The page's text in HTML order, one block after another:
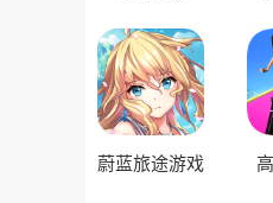
蔚蓝旅途游戏